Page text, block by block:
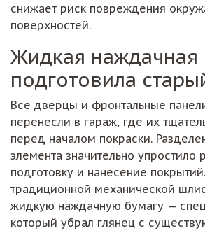
снижает риск повреждения
поверхностей.
Жидкая наждачная
подготовила
Все дверцы и фронтальные
перенесли в гараж, где их
перед началом покраски.
элемента значительно упростило
подготовку и нанесение
традиционной механической
жидкую наждачную бумагу —
который убрал глянец с